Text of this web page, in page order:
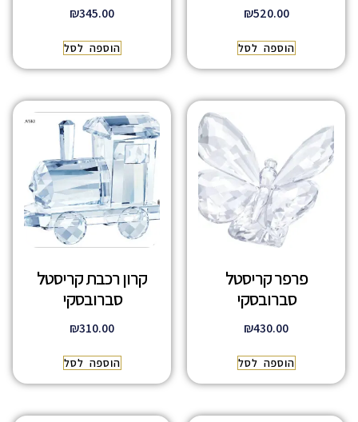
₪520.00
הוספה לסל
₪345.00
הוספה לסל
פרפר קריסטל
סברובסקי
₪430.00
הוספה לסל
קרון רכבת קריסטל
סברובסקי
₪310.00
הוספה לסל